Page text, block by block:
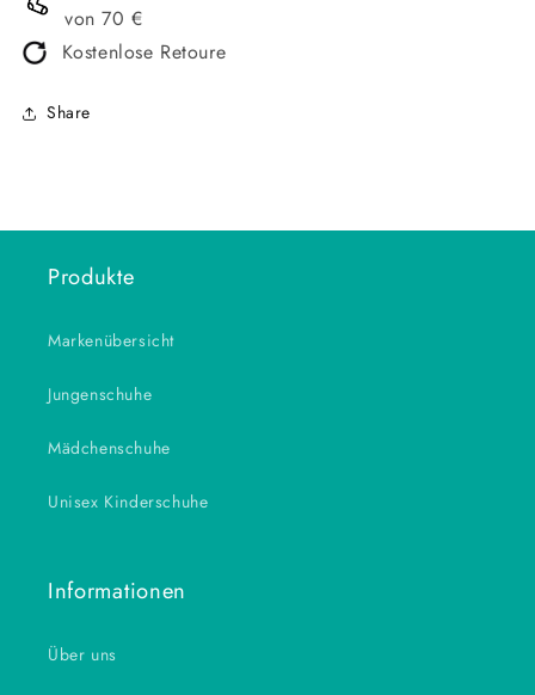
von 70 €
Kostenlose Retoure
Share
Produkte
Markenübersicht
Jungenschuhe
Mädchenschuhe
Unisex Kinderschuhe
Informationen
Über uns